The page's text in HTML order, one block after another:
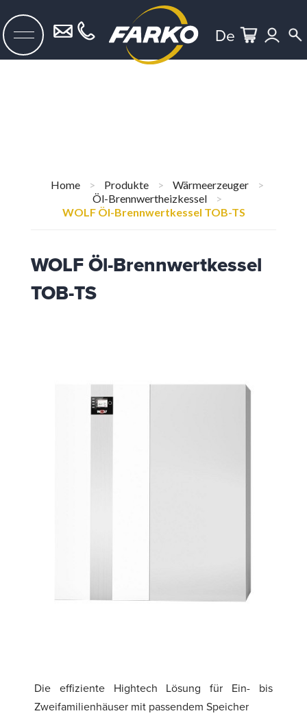
De
Home > Produkte > Wärmeerzeuger
>
Öl-Brennwertheizkessel
>
WOLF Öl-Brennwertkessel TOB-TS
WOLF Öl-Brennwertkessel
TOB-TS
Die effiziente Hightech Lösung für Ein- bis
Zweifamilienhäuser mit passendem Speicher